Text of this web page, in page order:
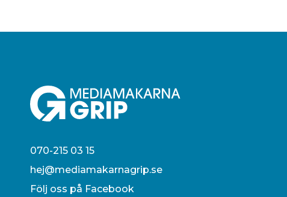
070-215 03 15
hej@mediamakarnagrip.se
Följ oss på Facebook